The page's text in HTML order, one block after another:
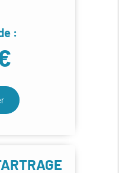
: